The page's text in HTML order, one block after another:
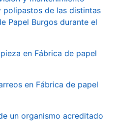
polipastos de las distintas
Papel Burgos durante el
en Fábrica de papel
en Fábrica de papel
un organismo acreditado